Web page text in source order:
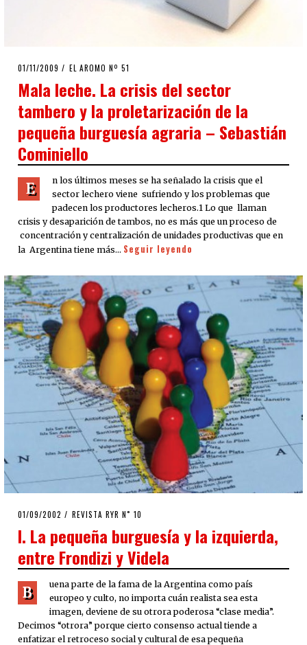
POSTED
01/11/2009 25/03/2020
EL AROMO Nº 51
Mala leche. La crisis del sector
tambero y la proletarización de la
pequeña burguesía agraria – Sebastián
Cominiello
E
n los últimos meses se ha señalado la crisis que el
sector lechero viene sufriendo y los problemas que
padecen los productores lecheros.1 Lo que llaman
crisis y desaparición de tambos, no es más que un proceso de
concentración y centralización de unidades productivas que en
la Argentina tiene más… Seguir leyendo
POSTED
01/09/2002 28/04/2020
REVISTA RYR N˚ 10
I. La pequeña burguesía y la izquierda,
entre Frondizi y Videla
B
uena parte de la fama de la Argentina como país
europeo y culto, no importa cuán realista sea esta
imagen, deviene de su otrora poderosa “clase media”.
Decimos “otrora” porque cierto consenso actual tiende a
enfatizar el retroceso social y cultural de esa pequeña